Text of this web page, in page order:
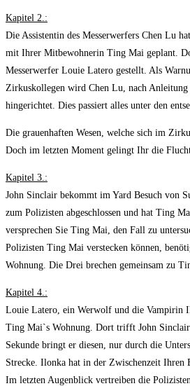
Kapitel 2.:
Die Assistentin des Messerwerfers Chen Lu
mit Ihrer Mitbewohnerin Ting Mai geplant.
Messerwerfer Louie Latero gestellt. Als
Zirkuskollegen wird Chen Lu, nach
hingerichtet. Dies passiert alles unter den
Die grauenhaften Wesen, welche sich im
Doch im letzten Moment gelingt Ihr die
Kapitel 3.:
John Sinclair bekommt im Yard Besuch von
zum Polizisten abgeschlossen und hat Ting
versprechen Sie Ting Mai, den Fall zu
Polizisten Ting Mai verstecken können,
Wohnung. Die Drei brechen gemeinsam zu
Kapitel 4.:
Louie Latero, ein Werwolf und die Vampirin
Ting Mai`s Wohnung. Dort trifft John
Sekunde bringt er diesen, nur durch die
Strecke. Ilonka hat in der Zwischenzeit Ihren
Im letzten Augenblick vertreiben die